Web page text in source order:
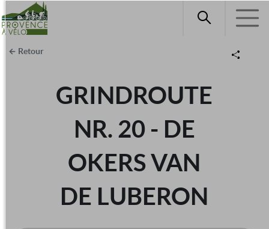
Retour
GRINDROUTE
NR. 20 - DE
OKERS VAN
DE LUBERON